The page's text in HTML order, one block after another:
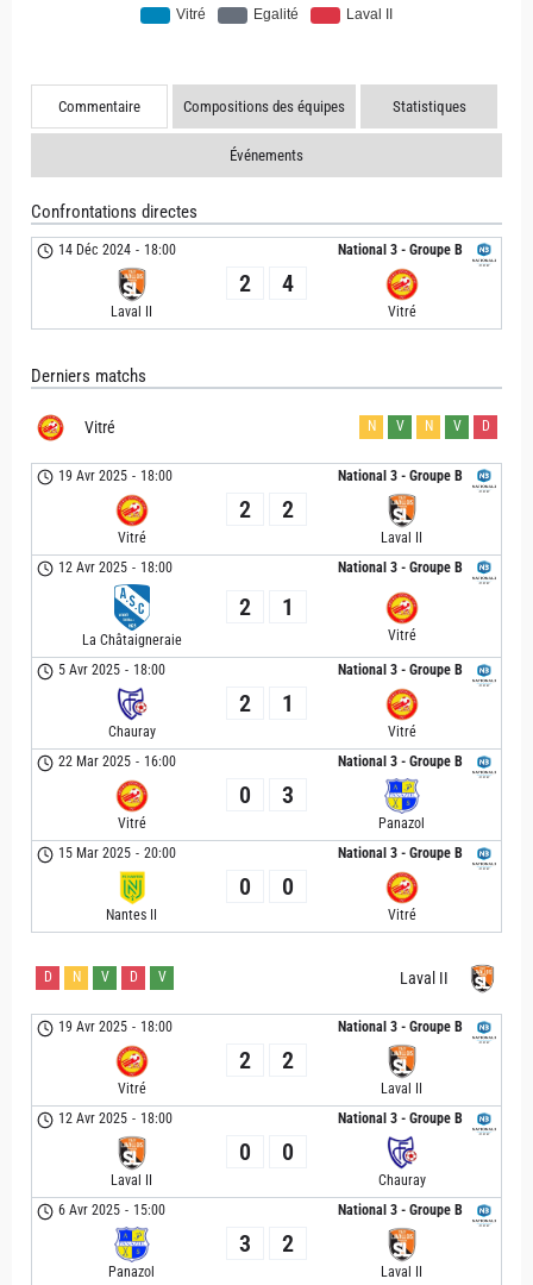
Commentaire Compositions des équipes Statistiques
Événements
Confrontations directes
National 3 - Groupe B
14 Déc 2024 - 18:00
Laval II
2 4
Vitré
Derniers matchs
Vitré N V N V D
National 3 - Groupe B
19 Avr 2025 - 18:00
Vitré
2 2
Laval II
National 3 - Groupe B
12 Avr 2025 - 18:00
La Châtaigneraie
2 1
Vitré
National 3 - Groupe B
5 Avr 2025 - 18:00
Chauray
2 1
Vitré
National 3 - Groupe B
22 Mar 2025 - 16:00
Vitré
0 3
Panazol
National 3 - Groupe B
15 Mar 2025 - 20:00
Nantes II
0 0
Vitré
Laval II
D N V D V
National 3 - Groupe B
19 Avr 2025 - 18:00
Vitré
2 2
Laval II
National 3 - Groupe B
12 Avr 2025 - 18:00
Laval II
0 0
Chauray
National 3 - Groupe B
6 Avr 2025 - 15:00
Panazol
3 2
Laval II